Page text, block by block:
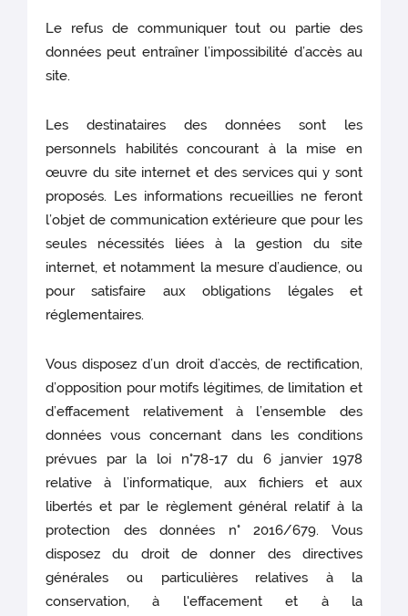
Le refus de communiquer tout ou partie des
données peut entraîner l’impossibilité d’accès au
site.
Les destinataires des données sont les
personnels habilités concourant à la mise en
œuvre du site internet et des services qui y sont
proposés. Les informations recueillies ne feront
l’objet de communication extérieure que pour les
seules nécessités liées à la gestion du site
internet, et notamment la mesure d’audience, ou
pour satisfaire aux obligations légales et
réglementaires.
Vous disposez d’un droit d’accès, de rectification,
d’opposition pour motifs légitimes, de limitation et
d’effacement relativement à l’ensemble des
données vous concernant dans les conditions
prévues par la loi n°78-17 du 6 janvier 1978
relative à l’informatique, aux fichiers et aux
libertés et par le règlement général relatif à la
protection des données n° 2016/679. Vous
disposez du droit de donner des directives
générales ou particulières relatives à la
conservation, à l'effacement et à la